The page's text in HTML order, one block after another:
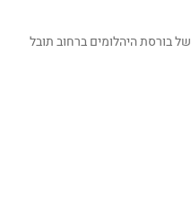
אנו נמצאים במגדל יהלום בקומה ה 32 של בורסת היהלומים ברחוב תובל